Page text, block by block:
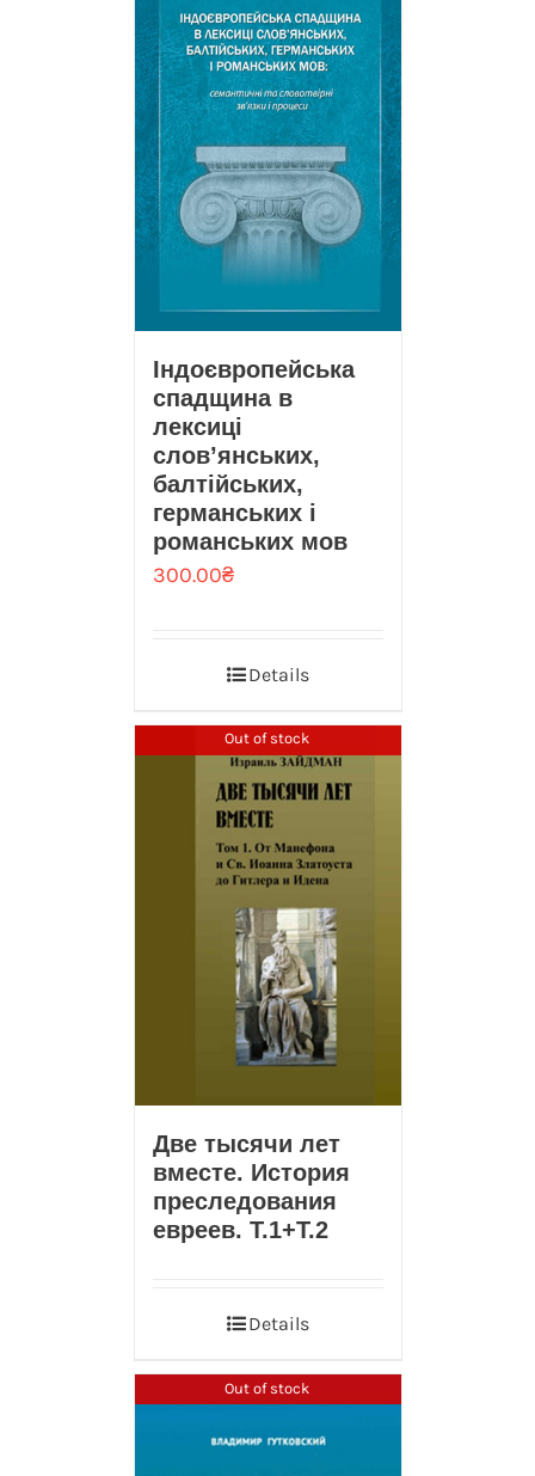
Індоєвропейська
спадщина в
лексиці
слов’янських,
балтійських,
германських і
романських мов
300.00₴
Details
Out of stock
Две тысячи лет
вместе. История
преследования
евреев. Т.1+T.2
Details
Out of stock